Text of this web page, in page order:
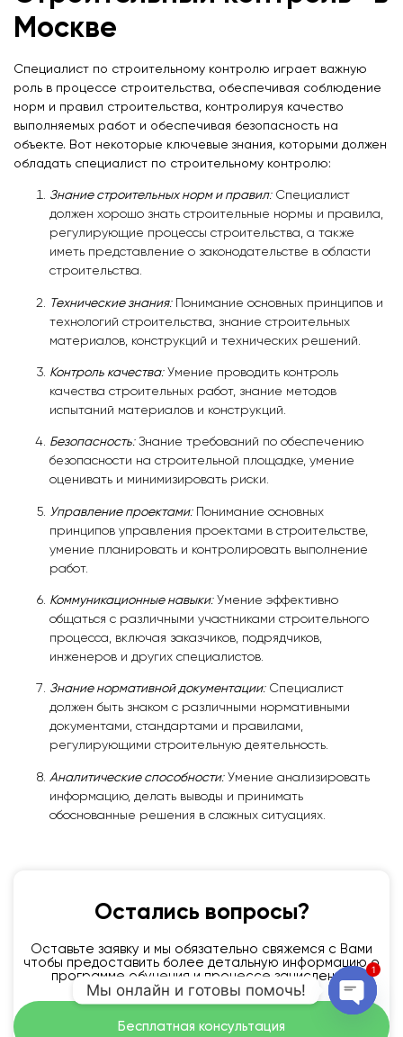
Москве
Специалист по строительному контролю играет важную
роль в процессе строительства, обеспечивая соблюдение
норм и правил строительства, контролируя качество
выполняемых работ и обеспечивая безопасность на
объекте. Вот некоторые ключевые знания, которыми должен
обладать специалист по строительному контролю:
Знание строительных норм и правил:Специалист
должен хорошо знать строительные нормы и правила,
регулирующие процессы строительства, а также
иметь представление о законодательстве в области
строительства.
Технические знания:Понимание основных принципов и
технологий строительства, знание строительных
материалов, конструкций и технических решений.
Контроль качества:Умение проводить контроль
качества строительных работ, знание методов
испытаний материалов и конструкций.
Безопасность:Знание требований по обеспечению
безопасности на строительной площадке, умение
оценивать и минимизировать риски.
Управление проектами:Понимание основных
принципов управления проектами в строительстве,
умение планировать и контролировать выполнение
работ.
Коммуникационные навыки:Умение эффективно
общаться с различными участниками строительного
процесса, включая заказчиков, подрядчиков,
инженеров и других специалистов.
Знание нормативной документации:Специалист
должен быть знаком с различными нормативными
документами, стандартами и правилами,
регулирующими строительную деятельность.
Аналитические способности:Умение анализировать
информацию, делать выводы и принимать
обоснованные решения в сложных ситуациях.
Остались вопросы?
Оставьте заявку и мы обязательно свяжемся с Вами
чтобы предоставить более детальную информацию о
программе обучения и процессе зачисления.
Бесплатная консультация
Мы онлайн и готовы помочь!
Open
1